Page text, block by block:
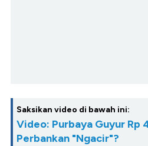
Saksikan video di bawah ini:
Video: Purbaya Guyur Rp
Perbankan "Ngacir"?